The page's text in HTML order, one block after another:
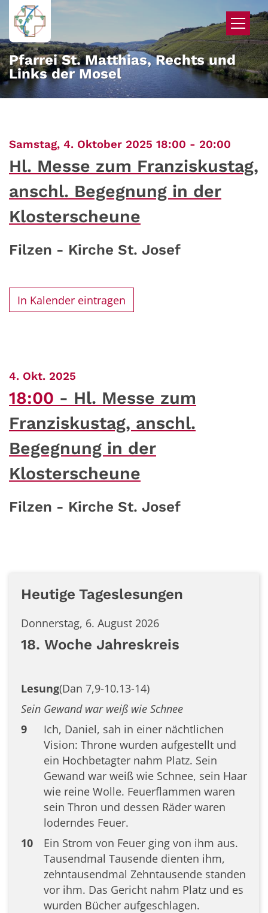
Zum Inhalt springen
Pfarrei St. Matthias, Rechts und
Links der Mosel
Samstag, 4. Oktober 2025 18:00 - 20:00
Hl. Messe zum Franziskustag,
anschl. Begegnung in der
Klosterscheune
Filzen - Kirche St. Josef
In Kalender eintragen
4. Okt. 2025
18:00
Hl. Messe zum
Franziskustag, anschl.
Begegnung in der
Klosterscheune
Filzen - Kirche St. Josef
Heutige Tageslesungen
Donnerstag, 6. August 2026
18. Woche Jahreskreis
Lesung(Dan 7,9-10.13-14)
Sein Gewand war weiß wie Schnee
9
Ich, Daniel, sah in einer nächtlichen
Vision: Throne wurden aufgestellt und
ein Hochbetagter nahm Platz. Sein
Gewand war weiß wie Schnee, sein Haar
wie reine Wolle. Feuerflammen waren
sein Thron und dessen Räder waren
loderndes Feuer.
10
Ein Strom von Feuer ging von ihm aus.
Tausendmal Tausende dienten ihm,
zehntausendmal Zehntausende standen
vor ihm. Das Gericht nahm Platz und es
wurden Bücher aufgeschlagen.